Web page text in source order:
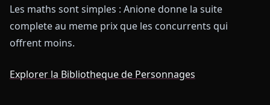
Les maths sont simples : Anione donne la suite
complete au meme prix que les concurrents qui
offrent moins.
Explorer la Bibliotheque de Personnages